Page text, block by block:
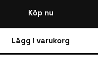
Köp nu
Lägg i varukorg